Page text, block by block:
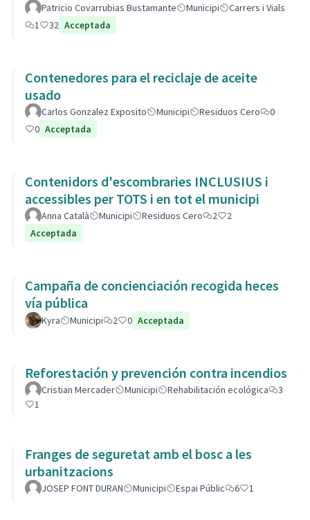
Patricio Covarrubias Bustamante Municipi
Carrers i Vials
1
32 Acceptada
Contenedores para el reciclaje de aceite
usado
Carlos Gonzalez Exposito Municipi Residuos Cero
0
0 Acceptada
Contenidors d'escombraries INCLUSIUS i
accessibles per TOTS i en tot el municipi
Anna Català Municipi Residuos Cero 2
2
Acceptada
Campaña de concienciación recogida heces
vía pública
Kyra Municipi 2 0 Acceptada
Reforestación y prevención contra incendios
Cristian Mercader Municipi Rehabilitación ecológica
3
1
Franges de seguretat amb el bosc a les
urbanitzacions
JOSEP FONT DURAN Municipi Espai Públic 6 1